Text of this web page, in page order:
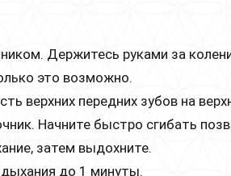
Держитесь руками за
это возможно.
верхних передних зубов на
Начните быстро сгибать
затем выдохните.
до 1 минуты.